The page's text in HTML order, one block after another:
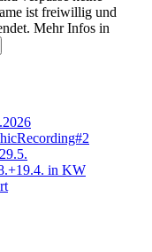
ist freiwillig und
Mehr Infos in
in KW